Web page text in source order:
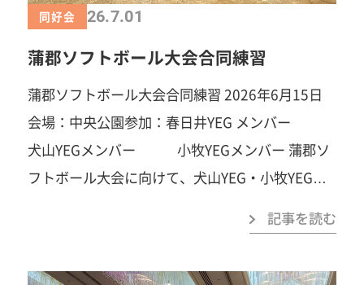
同好会 26.7.01
蒲郡ソフトボール大会合同練習
蒲郡ソフトボール大会合同練習 2026年6月15日
会場：中央公園参加：春日井YEG メンバー
犬山YEGメンバー 小牧YEGメンバー 蒲郡ソ
フトボール大会に向けて、犬山YEG・小牧YEGの
日は久しぶりの運動というメンバーも多く、身体
記事を読む